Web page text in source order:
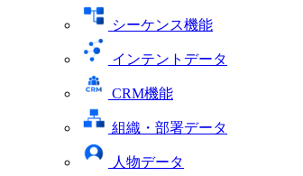
シーケンス機能
インテントデータ
CRM機能
組織・部署データ
人物データ